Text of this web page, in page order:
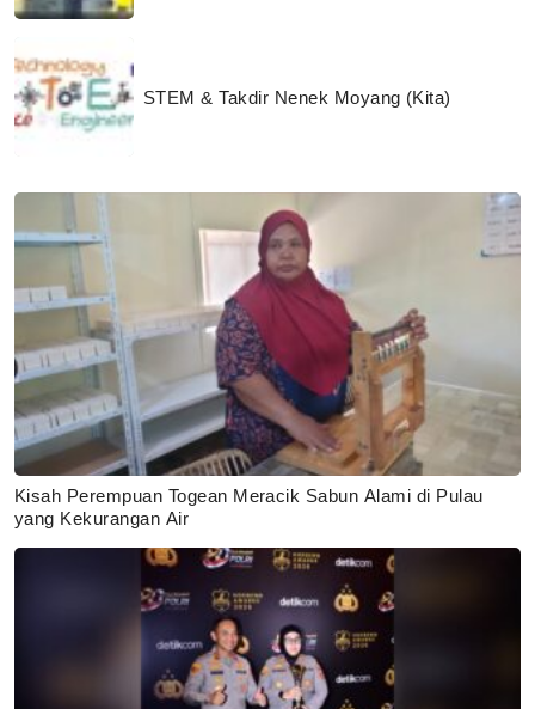
STEM & Takdir Nenek Moyang (Kita)
Kisah Perempuan Togean Meracik Sabun Alami di Pulau
yang Kekurangan Air